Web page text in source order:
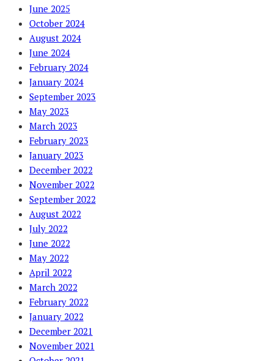
June 2025
October 2024
August 2024
June 2024
February 2024
January 2024
September 2023
May 2023
March 2023
February 2023
January 2023
December 2022
November 2022
September 2022
August 2022
July 2022
June 2022
May 2022
April 2022
March 2022
February 2022
January 2022
December 2021
November 2021